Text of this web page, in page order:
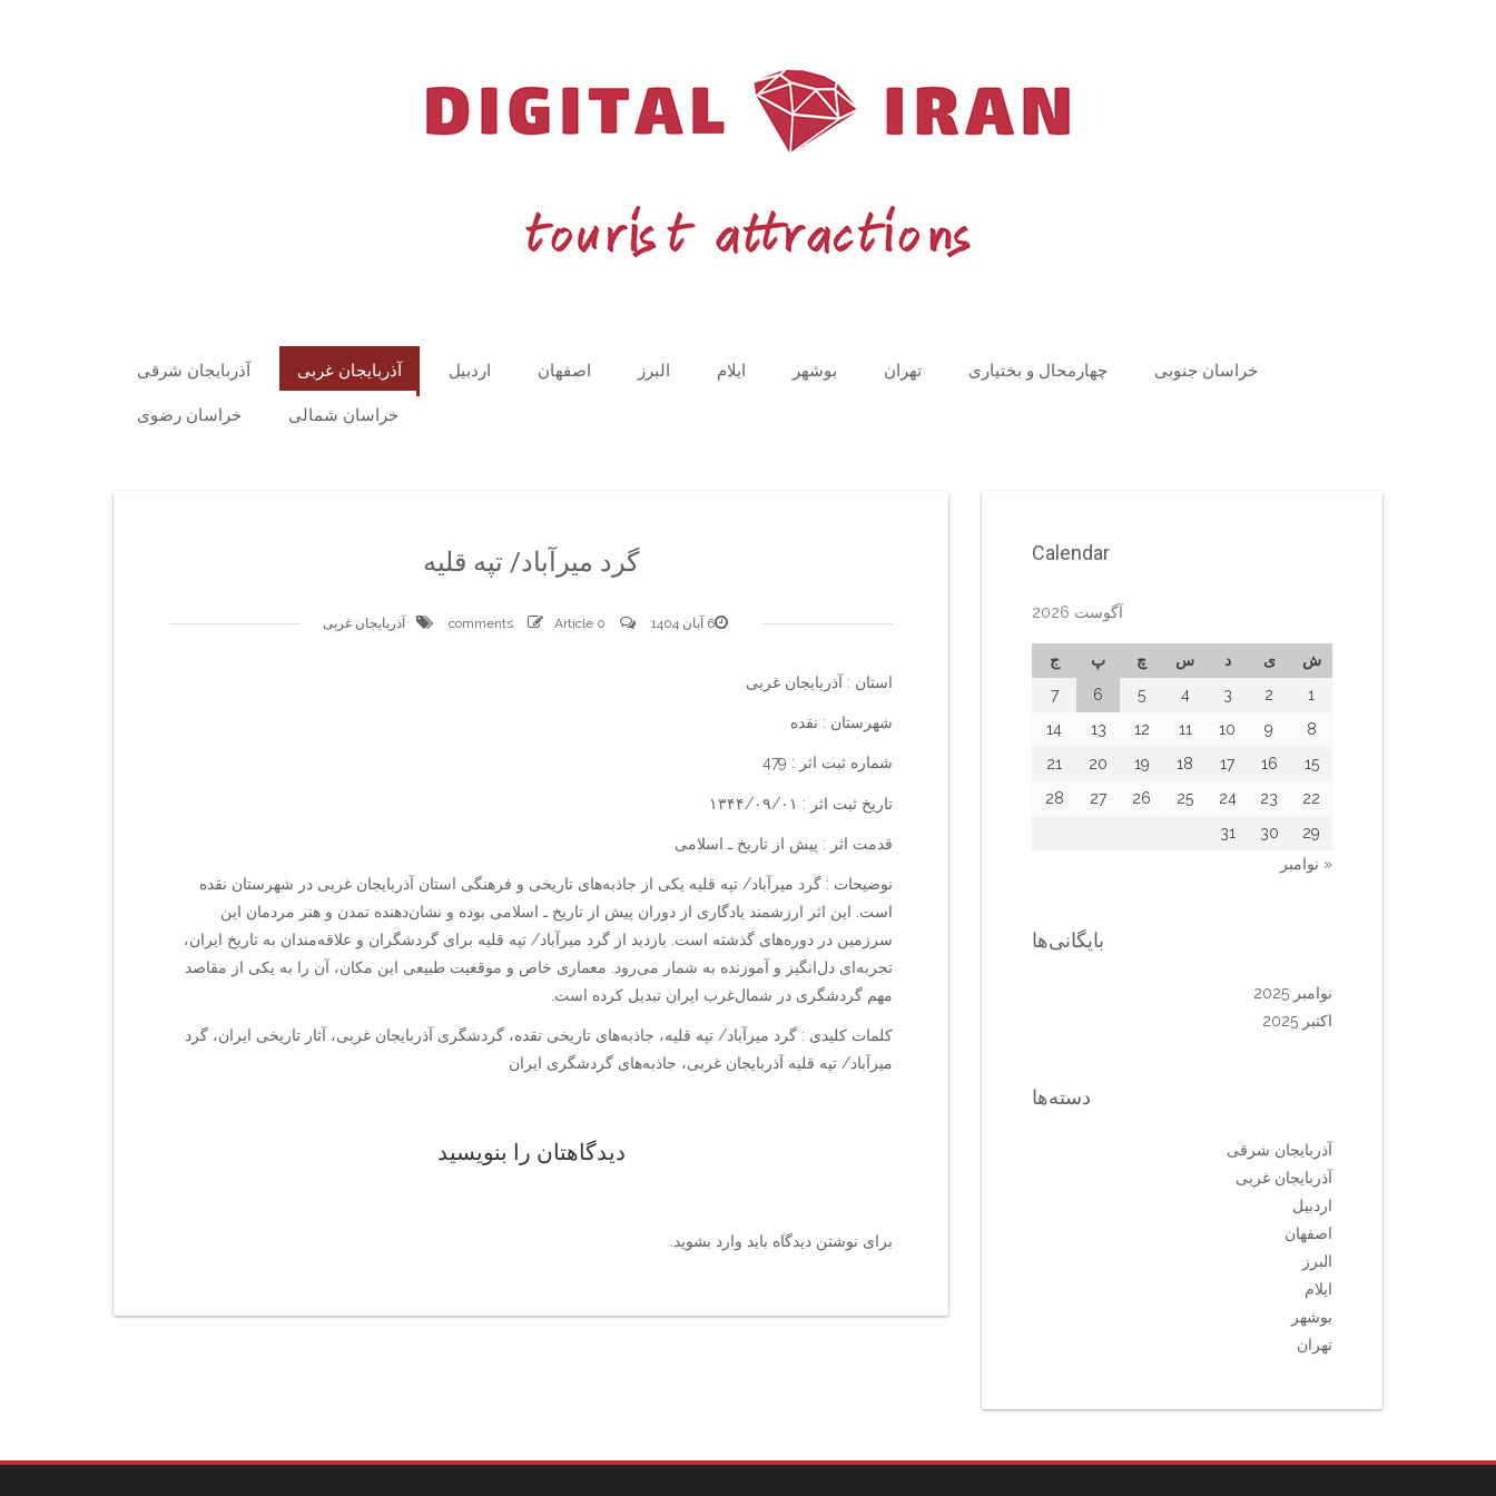
آذربایجان شرقی آذربایجان غربی اردبیل اصفهان البرز ایلام بوشهر تهران چهارمحال و بختیاری خراسان جنوبی
خراسان رضوی خراسان شمالی
گرد میرآباد/ تپه قلیه
6 آبان 1404 0 comments
Article آذربایجان غربی
استان : آذربایجان غربی
شهرستان : نقده
شماره ثبت اثر : 479
تاریخ ثبت اثر : ۱۳۴۴/۰۹/۰۱
قدمت اثر : پیش از تاریخ ـ اسلامی
نوضیحات : گرد میرآباد/ تپه قلیه یکی از جاذبه‌های تاریخی و فرهنگی استان آذربایجان غربی در شهرستان نقده
است. این اثر ارزشمند یادگاری از دوران پیش از تاریخ ـ اسلامی بوده و نشان‌دهنده تمدن و هنر مردمان این
سرزمین در دوره‌های گذشته است. بازدید از گرد میرآباد/ تپه قلیه برای گردشگران و علاقه‌مندان به تاریخ ایران،
تجربه‌ای دل‌انگیز و آموزنده به شمار می‌رود. معماری خاص و موقعیت طبیعی این مکان، آن را به یکی از مقاصد
مهم گردشگری در شمال‌غرب ایران تبدیل کرده است.
کلمات کلیدی : گرد میرآباد/ تپه قلیه، جاذبه‌های تاریخی نقده، گردشگری آذربایجان غربی، آثار تاریخی ایران، گرد
میرآباد/ تپه قلیه آذربایجان غربی، جاذبه‌های گردشگری ایران
دیدگاهتان را بنویسید
برای نوشتن دیدگاه باید وارد بشوید
Calendar
آگوست 2026
ش ی د س چ پ
ج
1
2
3
4
5
6
7
8
9
10
11
12
13
14
15
16
17
18
19
20
21
22
23
24
25
26
27
28
29
30
31
« نوامبر
بایگانی‌ها
نوامبر 2025
اکتبر 2025
دسته‌ها
آذربایجان شرقی
آذربایجان غربی
اردبیل
اصفهان
البرز
ایلام
بوشهر
تهران